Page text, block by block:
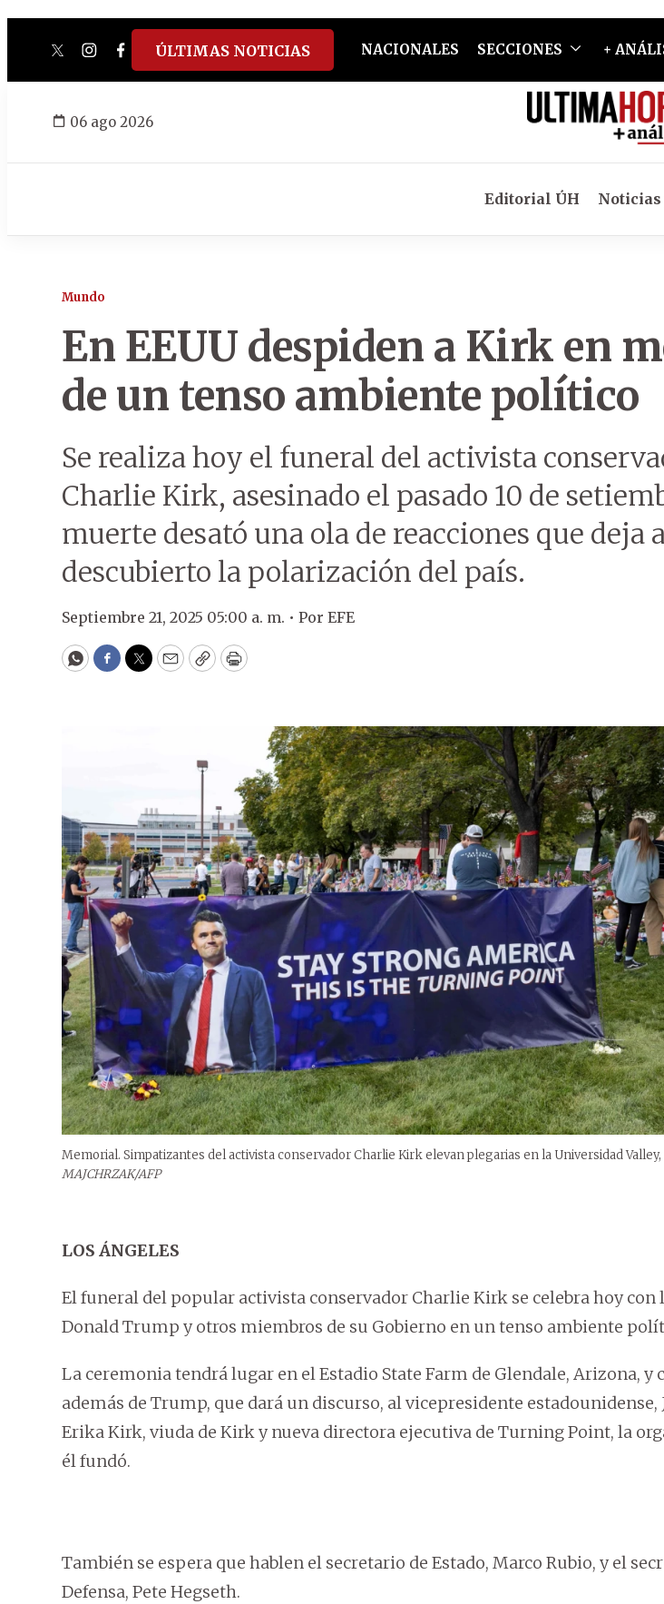
twitterinstagram
facebook
tiktokyoutube
spotify
ÚLTIMAS NOTICIAS NACIONALES SECCIONES +
06 ago 2026
Editorial ÚH
Mundo
En EEUU despiden a Kirk en
de un tenso ambiente político
Se realiza hoy el funeral del activista
Charlie Kirk, asesinado el pasado 10 de
muerte desató una ola de reacciones que deja
descubierto la polarización del país.
Septiembre 21, 2025 05:00 a. m. • Por EFE
WhatsApp
Facebook
Twitter
EmailCopyPrint
Memorial. Simpatizantes del activista conservador Charlie Kirk elevan plegarias en la Universidad Valley,
MAJCHRZAK/AFP
LOS ÁNGELES
El funeral del popular activista conservador Charlie Kirk se celebra hoy con
Donald Trump y otros miembros de su Gobierno en un tenso ambiente
La ceremonia tendrá lugar en el Estadio State Farm de Glendale, Arizona, y
además de Trump, que dará un discurso, al vicepresidente estadounidense,
Erika Kirk, viuda de Kirk y nueva directora ejecutiva de Turning Point, la
él fundó.
También se espera que hablen el secretario de Estado, Marco Rubio, y el
Defensa, Pete Hegseth.